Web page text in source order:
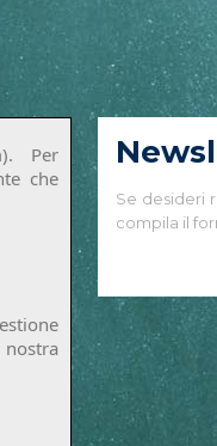
Per
che
Se desideri
compila il